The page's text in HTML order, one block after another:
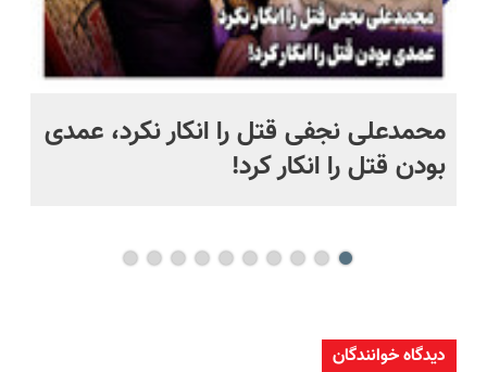
محمدعلی نجفی قتل را انکار نکرد، عمدی
بودن قتل را انکار کرد!
دیدگاه خوانندگان